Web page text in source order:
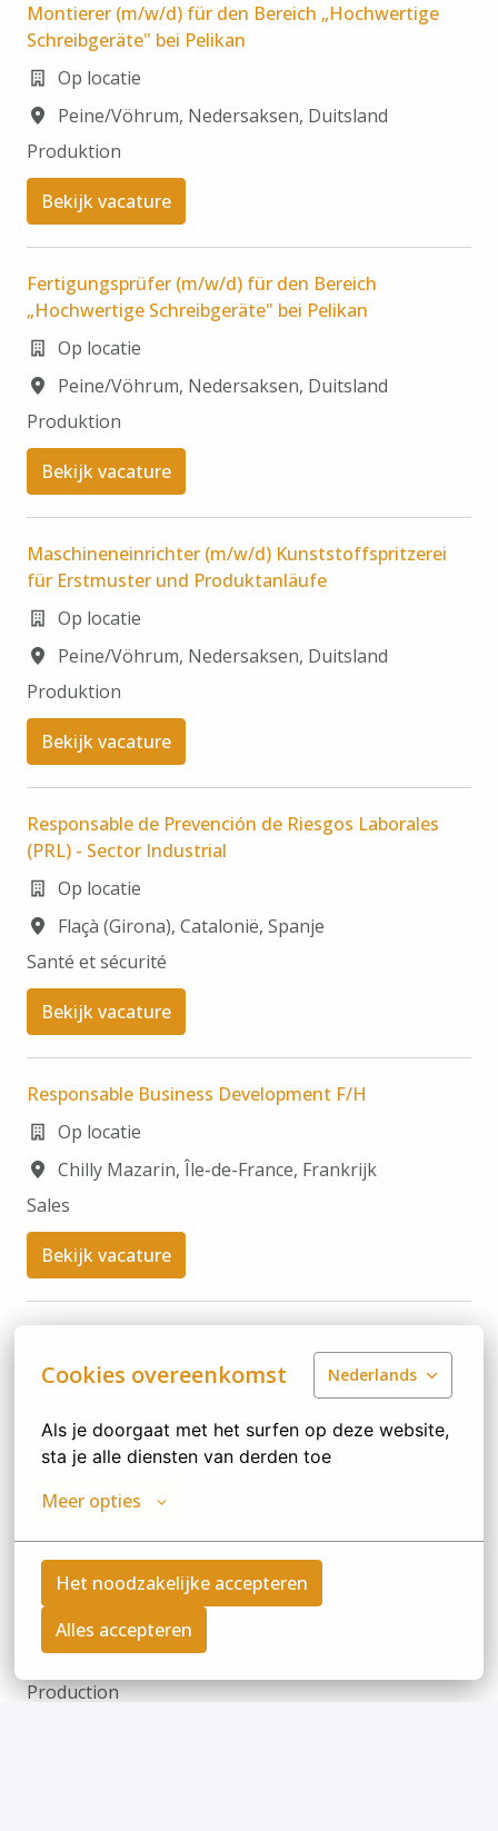
Cookies overeenkomst Nederlands
Als je doorgaat met het surfen op deze website,
sta je alle diensten van derden toe
Meer opties
Het noodzakelijke accepteren
Alles accepteren
Montierer (m/w/d) für den Bereich „Hochwertige
Schreibgeräte" bei Pelikan
Op locatie
Peine/Vöhrum, Nedersaksen, Duitsland
Produktion
Bekijk vacature
Fertigungsprüfer (m/w/d) für den Bereich
„Hochwertige Schreibgeräte" bei Pelikan
Op locatie
Peine/Vöhrum, Nedersaksen, Duitsland
Produktion
Bekijk vacature
Maschineneinrichter (m/w/d) Kunststoffspritzerei
für Erstmuster und Produktanläufe
Op locatie
Peine/Vöhrum, Nedersaksen, Duitsland
Produktion
Bekijk vacature
Responsable de Prevención de Riesgos Laborales
(PRL) - Sector Industrial
Op locatie
Flaçà (Girona), Catalonië, Spanje
Santé et sécurité
Bekijk vacature
Responsable Business Development F/H
Op locatie
Chilly Mazarin, Île-de-France, Frankrijk
Sales
Bekijk vacature
Op locatie
Instandhaltung
Bekijk vacature
Operator Maszyn
Op locatie
Włocławek,Koejavië-Pommeren
Production